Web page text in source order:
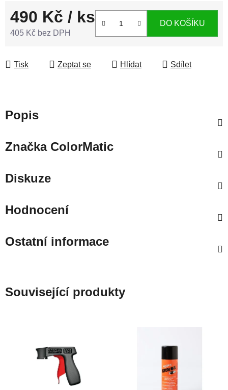
490 Kč / ks
405 Kč bez DPH
DO KOŠÍKU
Tisk Zeptat se Hlídat Sdílet
Popis
ZnačkaColorMatic
Diskuze
Hodnocení
Ostatní informace
Související produkty